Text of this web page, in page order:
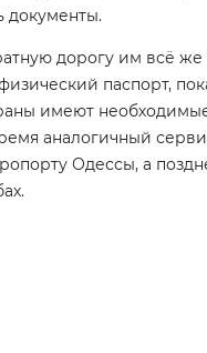
документы.
дорогу им всё же
паспорт,
имеют
аналогичный
Одессы, а